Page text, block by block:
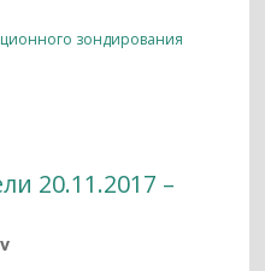
зондирования
20.11.2017 –